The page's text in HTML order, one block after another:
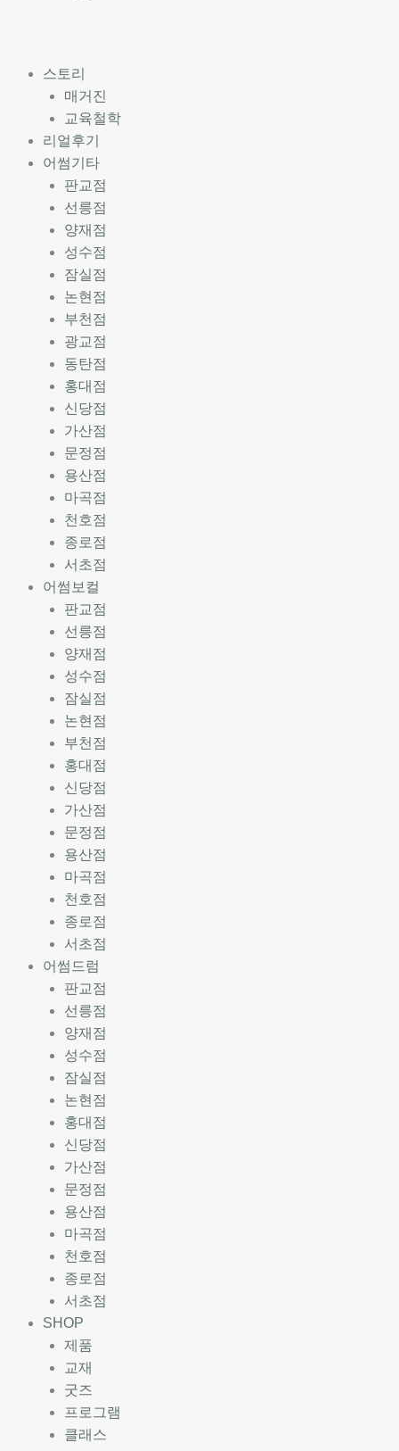
스토리
매거진
교육철학
리얼후기
어썸기타
판교점
선릉점
양재점
성수점
잠실점
논현점
부천점
광교점
동탄점
홍대점
신당점
가산점
문정점
용산점
마곡점
천호점
종로점
서초점
어썸보컬
판교점
선릉점
양재점
성수점
잠실점
논현점
부천점
홍대점
신당점
가산점
문정점
용산점
마곡점
천호점
종로점
서초점
어썸드럼
판교점
선릉점
양재점
성수점
잠실점
논현점
홍대점
신당점
가산점
문정점
용산점
마곡점
천호점
종로점
서초점
SHOP
제품
교재
굿즈
프로그램
클래스